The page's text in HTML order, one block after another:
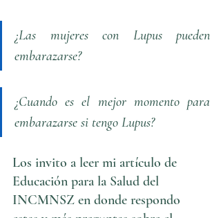
¿Las mujeres con Lupus pueden
embarazarse?
¿Cuando es el mejor momento para
embarazarse si tengo Lupus?
Los invito a leer mi artículo de
Educación para la Salud del
INCMNSZ en donde respondo